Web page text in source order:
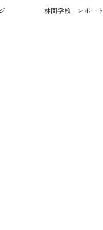
林間学校 レポート